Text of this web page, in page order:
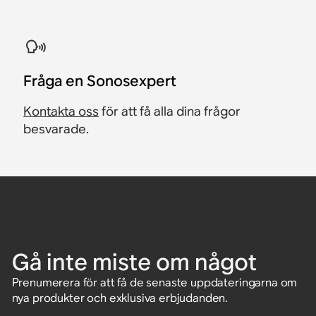
Fråga en Sonosexpert
Kontakta oss för att få alla dina frågor
besvarade.
Gå inte miste om något
Prenumerera för att få de senaste uppdateringarna om
nya produkter och exklusiva erbjudanden.